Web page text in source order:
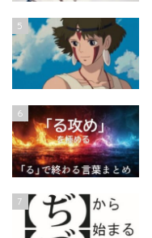
5
6
7